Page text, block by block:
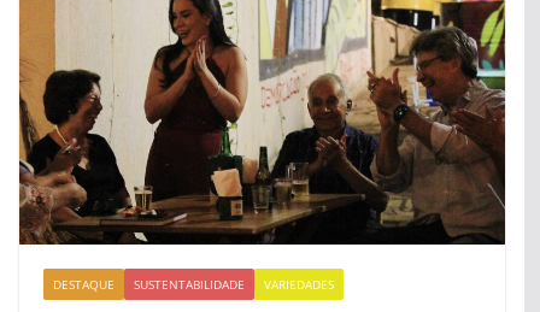
DESTAQUE SUSTENTABILIDADE VARIEDADES